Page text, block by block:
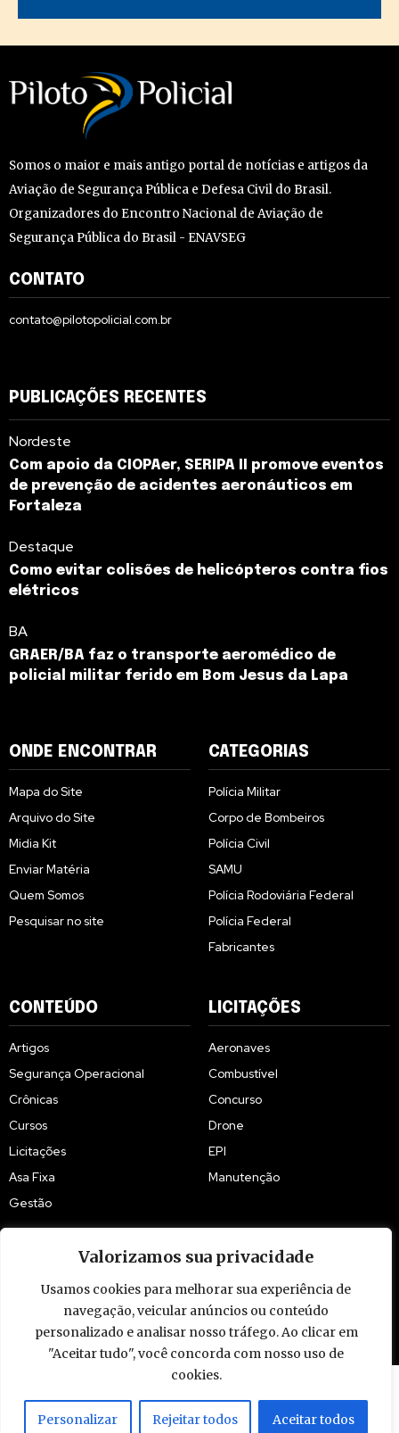
Valorizamos sua privacidade
Usamos cookies para melhorar sua experiência de
navegação, veicular anúncios ou conteúdo
personalizado e analisar nosso tráfego. Ao clicar em
"Aceitar tudo", você concorda com nosso uso de
cookies.
Personalizar Rejeitar todos Aceitar todos
Somos o maior e mais antigo portal de notícias e artigos da
Aviação de Segurança Pública e Defesa Civil do Brasil.
Organizadores do Encontro Nacional de Aviação de
Segurança Pública do Brasil - ENAVSEG
CONTATO
contato@pilotopolicial.com.br
PUBLICAÇÕES RECENTES
Nordeste
Com apoio da CIOPAer, SERIPA II promove eventos
de prevenção de acidentes aeronáuticos em
Fortaleza
Destaque
Como evitar colisões de helicópteros contra fios
elétricos
BA
GRAER/BA faz o transporte aeromédico de
policial militar ferido em Bom Jesus da Lapa
ONDE ENCONTRAR
Mapa do Site
Arquivo do Site
Midia Kit
Enviar Matéria
Quem Somos
Pesquisar no site
CATEGORIAS
Polícia Militar
Corpo de Bombeiros
Polícia Civil
SAMU
Polícia Rodoviária Federal
Polícia Federal
Fabricantes
CONTEÚDO
Artigos
Segurança Operacional
Crônicas
Cursos
Licitações
Asa Fixa
Gestão
LICITAÇÕES
Aeronaves
Combustível
Concurso
Drone
EPI
Manutenção
© 2009 - 2026 Piloto Policial. Todos os direitos reservados. Brasil.